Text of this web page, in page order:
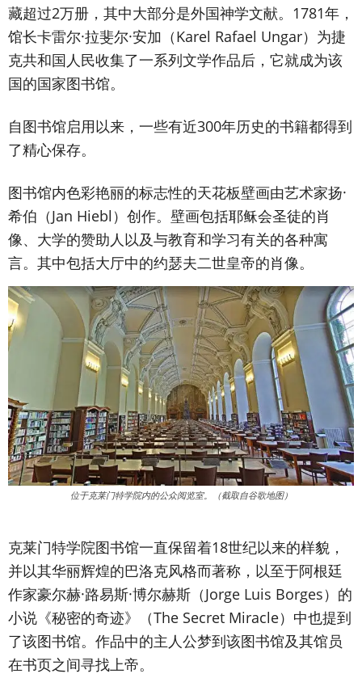
藏超过2万册，其中大部分是外国神学文献。1781年，
馆长卡雷尔·拉斐尔·安加（Karel Rafael Ungar）为捷
克共和国人民收集了一系列文学作品后，它就成为该
国的国家图书馆。
自图书馆启用以来，一些有近300年历史的书籍都得到
了精心保存。
图书馆内色彩艳丽的标志性的天花板壁画由艺术家扬·
希伯（Jan Hiebl）创作。壁画包括耶稣会圣徒的肖
像、大学的赞助人以及与教育和学习有关的各种寓
言。其中包括大厅中的约瑟夫二世皇帝的肖像。
位于克莱门特学院内的公众阅览室。（截取自谷歌地图）
克莱门特学院图书馆一直保留着18世纪以来的样貌，
并以其华丽辉煌的巴洛克风格而著称，以至于阿根廷
作家豪尔赫·路易斯·博尔赫斯（Jorge Luis Borges）的
小说《秘密的奇迹》（The Secret Miracle）中也提到
了该图书馆。作品中的主人公梦到该图书馆及其馆员
在书页之间寻找上帝。